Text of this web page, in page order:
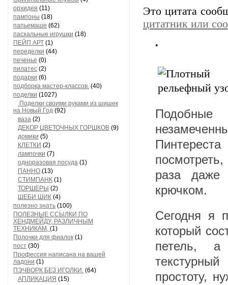
орхидея (11)
пампоны (18)
папьемаше (62)
пасхальные игрушки (18)
ПЕЙП АРТ (1)
переделки (44)
печенье (0)
пилатес (2)
подарки (6)
подборка мастер-классов. (40)
поделки (1027)
Поделки своими руками из шишек
на Новый Год (92)
ваза (2)
ДЕКОР ЦВЕТОЧНЫХ ГОРШКОВ (9)
домики (5)
КЛЕТКИ (2)
лампочки (7)
одноразовая посуда (1)
ПАННО (13)
СТИМПАНК (1)
ТОРШЕРЫ (2)
ШЕБИ ШИК (4)
полезно знать (100)
ПОЛЕЗНЫЕ ССЫЛКИ ПО
ХЕНДМЕЙДУ, РАЗЛИЧНЫМ
ТЕХНИКАМ, (1)
Полочки для фиалок (1)
пост (30)
Профессия написана на вашей
ладони (1)
ПЭЧВОРК БЕЗ ИГОЛКИ. (64)
АПЛИКАЦИЯ (15)
Это цитата
цитатник или
.
Подобные
раза даже
крючком.
Сегодня я
который
петель, а
простоту,